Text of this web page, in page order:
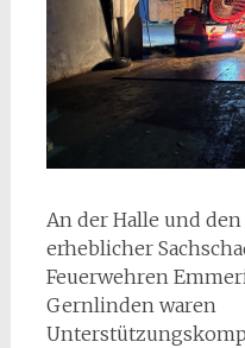
An der Halle und
erheblicher
Feuerwehren
Gernlinden waren